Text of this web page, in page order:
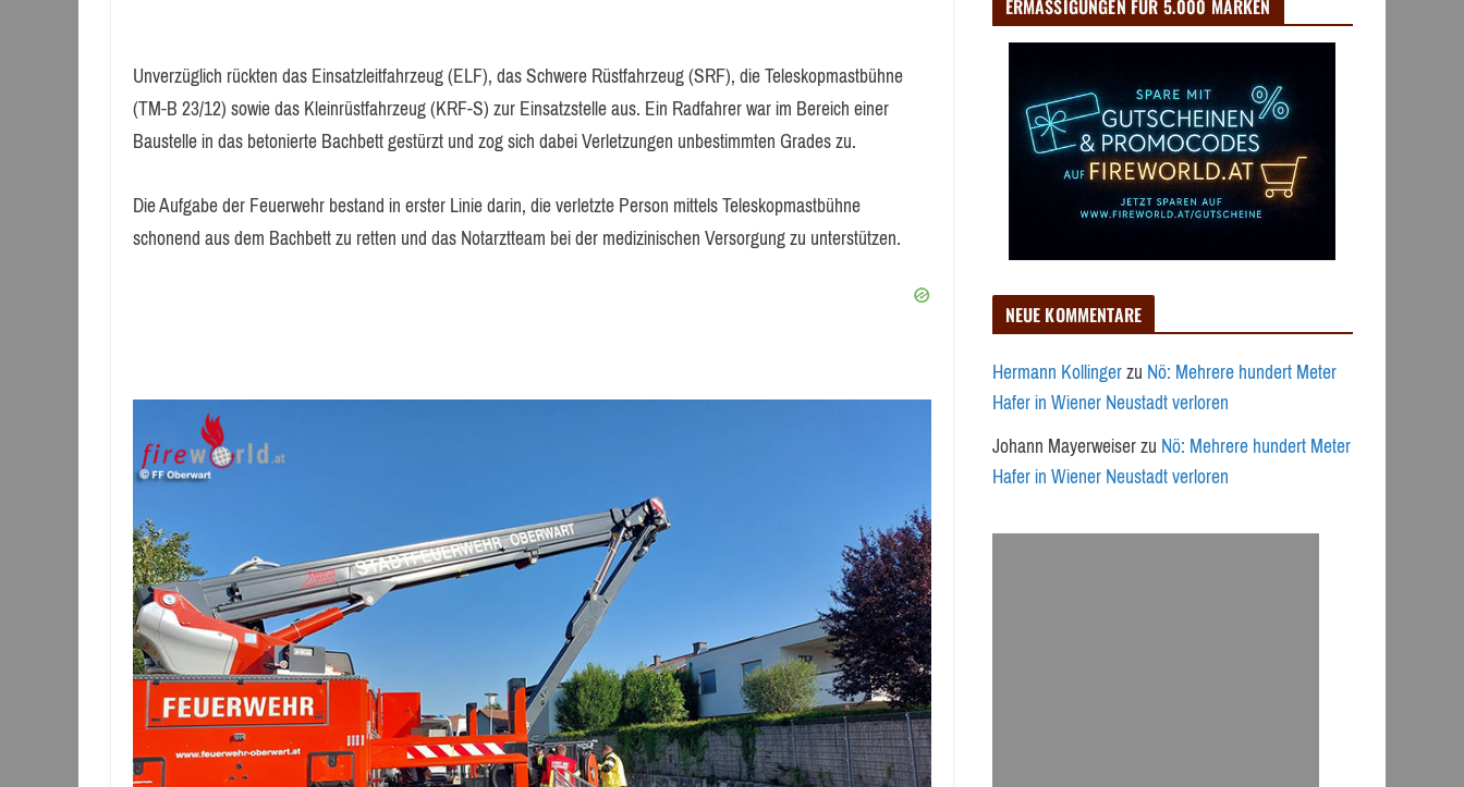
Unverzüglich rückten das Einsatzleitfahrzeug (ELF), das Schwere Rüstfahrzeug (SRF), die Teleskopmastbühne
(TM-B 23/12) sowie das Kleinrüstfahrzeug (KRF-S) zur Einsatzstelle aus. Ein Radfahrer war im Bereich einer
Baustelle in das betonierte Bachbett gestürzt und zog sich dabei Verletzungen unbestimmten Grades zu.
Die Aufgabe der Feuerwehr bestand in erster Linie darin, die verletzte Person mittels Teleskopmastbühne
schonend aus dem Bachbett zu retten und das Notarztteam bei der medizinischen Versorgung zu unterstützen.
ERMÄSSIGUNGEN FÜR 5.000 MARKEN
NEUE KOMMENTARE
Hermann KollingerzuNö: Mehrere hundert Meter
Hafer in Wiener Neustadt verloren
Johann MayerweiserzuNö: Mehrere hundert Meter
Hafer in Wiener Neustadt verloren